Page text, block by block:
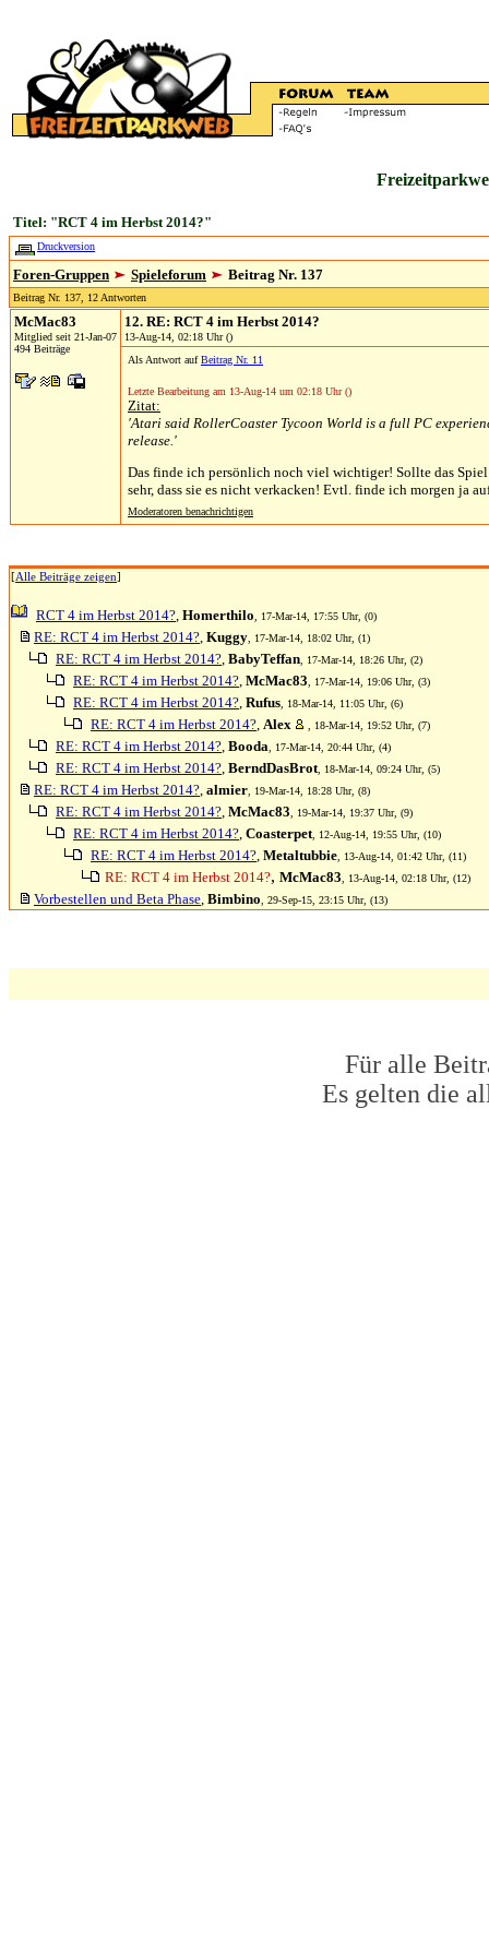
Titel: "RCT 4 im Herbst 2014?"
Druckversion
Foren-Gruppen Spieleforum Beitrag Nr. 137
Beitrag Nr. 137, 12 Antworten
McMac83
Mitglied seit 21-Jan-07
494 Beiträge
12. RE: RCT 4 im Herbst 2014?
13-Aug-14, 02:18 Uhr ()
Als Antwort aufBeitrag Nr. 11
Letzte Bearbeitung am 13-Aug-14 um 02:18 Uhr ()
Zitat:
'Atari said RollerCoaster Tycoon World is a full PC
release.'
Das finde ich persönlich noch viel wichtiger! Sollte das
sehr, dass sie es nicht verkacken! Evtl. finde ich morgen ja
Moderatoren benachrichtigen
[Alle Beiträge zeigen]
RCT 4 im Herbst 2014?, Homerthilo , 17-Mar-14, 17:55 Uhr, (0)
RE: RCT 4 im Herbst 2014?, Kuggy , 17-Mar-14, 18:02 Uhr, (1)
RE: RCT 4 im Herbst 2014?, BabyTeffan , 17-Mar-14, 18:26 Uhr, (2)
RE: RCT 4 im Herbst 2014?, McMac83 , 17-Mar-14, 19:06 Uhr, (3)
RE: RCT 4 im Herbst 2014?, Rufus , 18-Mar-14, 11:05 Uhr, (6)
RE: RCT 4 im Herbst 2014?, Alex , 18-Mar-14, 19:52 Uhr, (7)
RE: RCT 4 im Herbst 2014?, Booda , 17-Mar-14, 20:44 Uhr, (4)
RE: RCT 4 im Herbst 2014?, BerndDasBrot , 18-Mar-14, 09:24 Uhr, (5)
RE: RCT 4 im Herbst 2014?, almier , 19-Mar-14, 18:28 Uhr, (8)
RE: RCT 4 im Herbst 2014?, McMac83 , 19-Mar-14, 19:37 Uhr, (9)
RE: RCT 4 im Herbst 2014?, Coasterpet , 12-Aug-14, 19:55 Uhr, (10)
RE: RCT 4 im Herbst 2014?, Metaltubbie , 13-Aug-14, 01:42 Uhr, (11)
RE: RCT 4 im Herbst 2014?, McMac83 , 13-Aug-14, 02:18 Uhr, (12)
Vorbestellen und Beta Phase, Bimbino , 29-Sep-15, 23:15 Uhr, (13)
Für alle
Es gelten die